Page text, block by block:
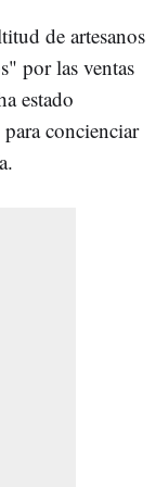
de artesanos
por las ventas
estado
concienciar